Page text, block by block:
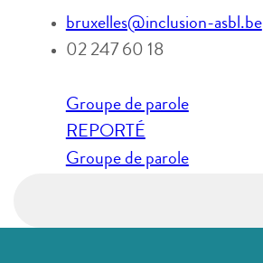
bruxelles@inclusion-asbl.be
02 247 60 18
Navigation
de
l’article
Groupe de parole
REPORTÉ
Groupe de parole